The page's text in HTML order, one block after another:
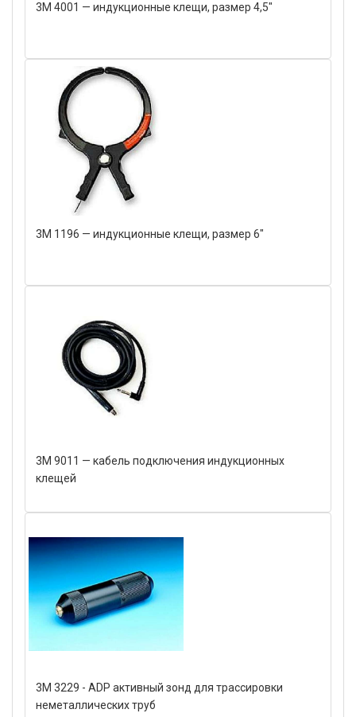
3M 4001 — индукционные клещи, размер 4,5"
3M 1196 — индукционные клещи, размер 6"
3M 9011 — кабель подключения индукционных
клещей
3M 3229 - ADP активный зонд для трассировки
неметаллических труб